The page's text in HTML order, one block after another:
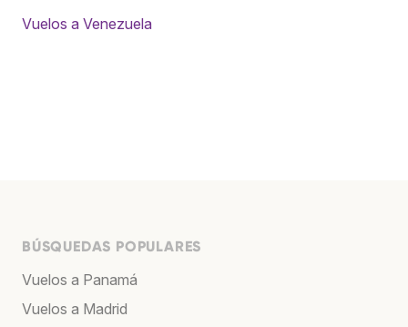
Vuelos a Venezuela
BÚSQUEDAS POPULARES
Vuelos a Panamá
Vuelos a Madrid